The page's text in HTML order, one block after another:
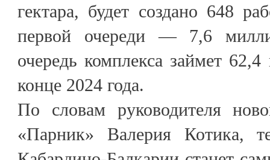
гектара, будет создано 648
первой очереди — 7,6
очередь комплекса займет 62,4
конце 2024 года.
По словам руководителя
«Парник» Валерия Котика,